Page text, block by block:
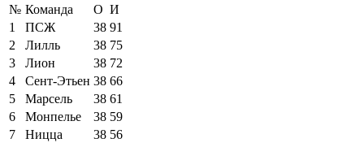
№ Команда О И
1
ПСЖ 38 91
2
Лилль 38 75
3
Лион 38 72
4
Сент-Этьен 38 66
5
Марсель 38 61
6
Монпелье 38 59
7
Ницца 38 56